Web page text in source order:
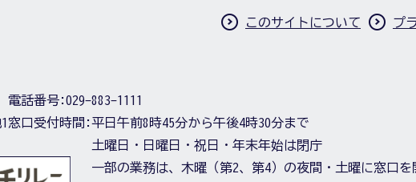
このサイトについて プ
電話番号:029-883-1111
窓口受付時間:平日午前8時45分から午後4時30分まで
土曜日・日曜日・祝日・年末年始は閉庁
一部の業務は、木曜（第2、第4）の夜間・土曜に窓口を